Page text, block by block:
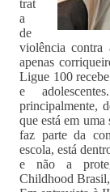
trat
a
de
violência contra
apenas
Ligue 100
e
principalmente,
que está em
faz parte da
escola, está
e não a
Childhood